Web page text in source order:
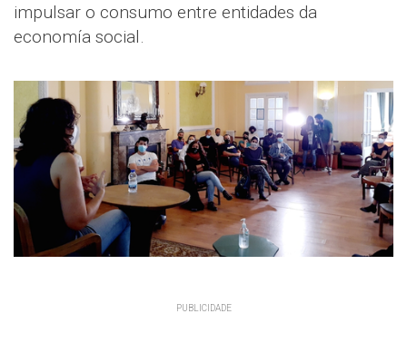
impulsar o consumo entre entidades da
economía social.